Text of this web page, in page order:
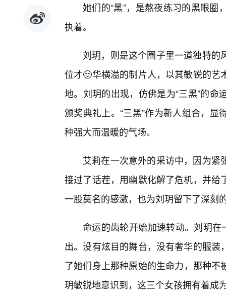
她们的“黑”，是熬夜练习的黑眼
执着。
刘玥，则是这个圈子里一道独特的
位才🙂华横溢的制片人，以其敏锐的
地。刘玥的出现，仿佛是为“三黑”的
颁奖典礼上。“三黑”作为新人组合，
种强大而温暖的气场。
艾莉在一次意外的采访中，因为
接过了话茬，用幽默化解了危机，并
一股莫名的感激，也为刘玥留下了深刻
命运的齿轮开始加速转动。刘玥在
出。没有炫目的舞台，没有奢华的服
了她们身上那种原始的生命力，那种
玥敏锐地意识到，这三个女孩拥有着成